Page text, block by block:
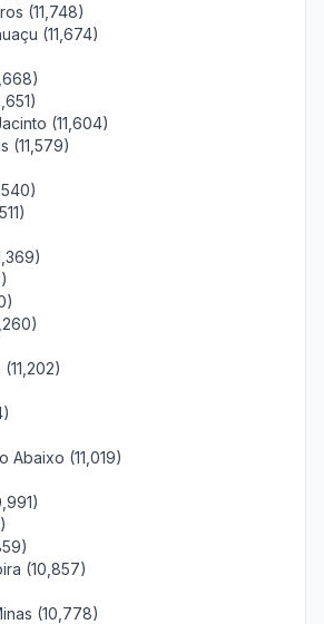
(11,748)
(11,674)
(11,604)
(11,579)
Abaixo (11,019)
(10,857)
(10,778)